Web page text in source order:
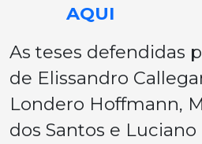
AQUI
As teses defendidas
de Elissandro
Londero Hoffmann,
dos Santos e